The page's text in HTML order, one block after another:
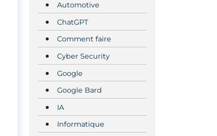
Automotive
ChatGPT
Comment faire
Cyber Security
Google
Google Bard
IA
Informatique